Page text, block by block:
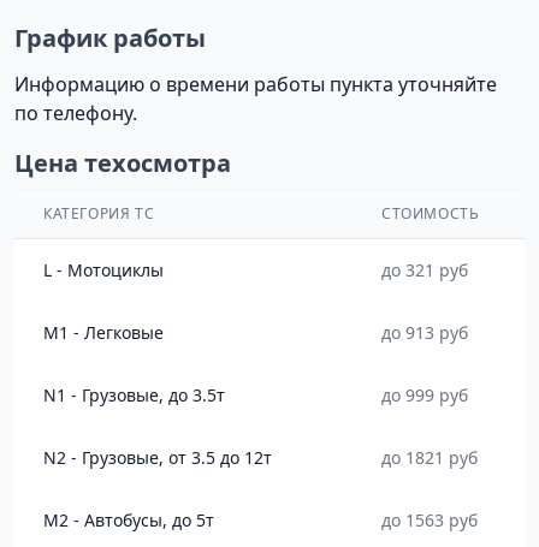
График работы
Информацию о времени работы пункта уточняйте
по телефону.
Цена техосмотра
КАТЕГОРИЯ ТС СТОИМОСТЬ
L - Мотоциклы до 321 руб
M1 - Легковые до 913 руб
N1 - Грузовые, до 3.5т до 999 руб
N2 - Грузовые, от 3.5 до 12т до 1821 руб
M2 - Автобусы, до 5т до 1563 руб